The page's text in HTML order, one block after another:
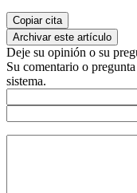
Copiar cita
Archivar este artículo
Deje su opinión o su
Su comentario o
sistema.